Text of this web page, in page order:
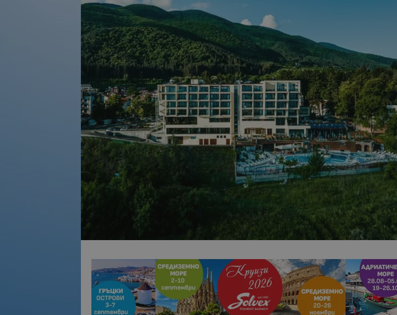
т
т
у
р
м
а
!